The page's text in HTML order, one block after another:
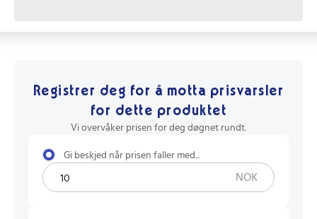
Registrer deg for å motta prisvarsler
for dette produktet
Vi overvåker prisen for deg døgnet rundt.
Gi beskjed når prisen faller med...
NOK